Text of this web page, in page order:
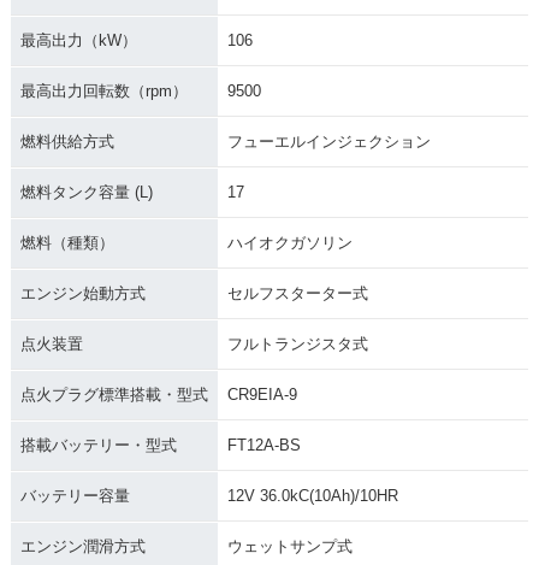
最高出力（kW） 106
最高出力回転数（rpm） 9500
燃料供給方式 フューエルインジェクション
燃料タンク容量 (L) 17
燃料（種類） ハイオクガソリン
エンジン始動方式 セルフスターター式
点火装置 フルトランジスタ式
点火プラグ標準搭載・型式 CR9EIA-9
搭載バッテリー・型式 FT12A-BS
バッテリー容量 12V 36.0kC(10Ah)/10HR
エンジン潤滑方式 ウェットサンプ式